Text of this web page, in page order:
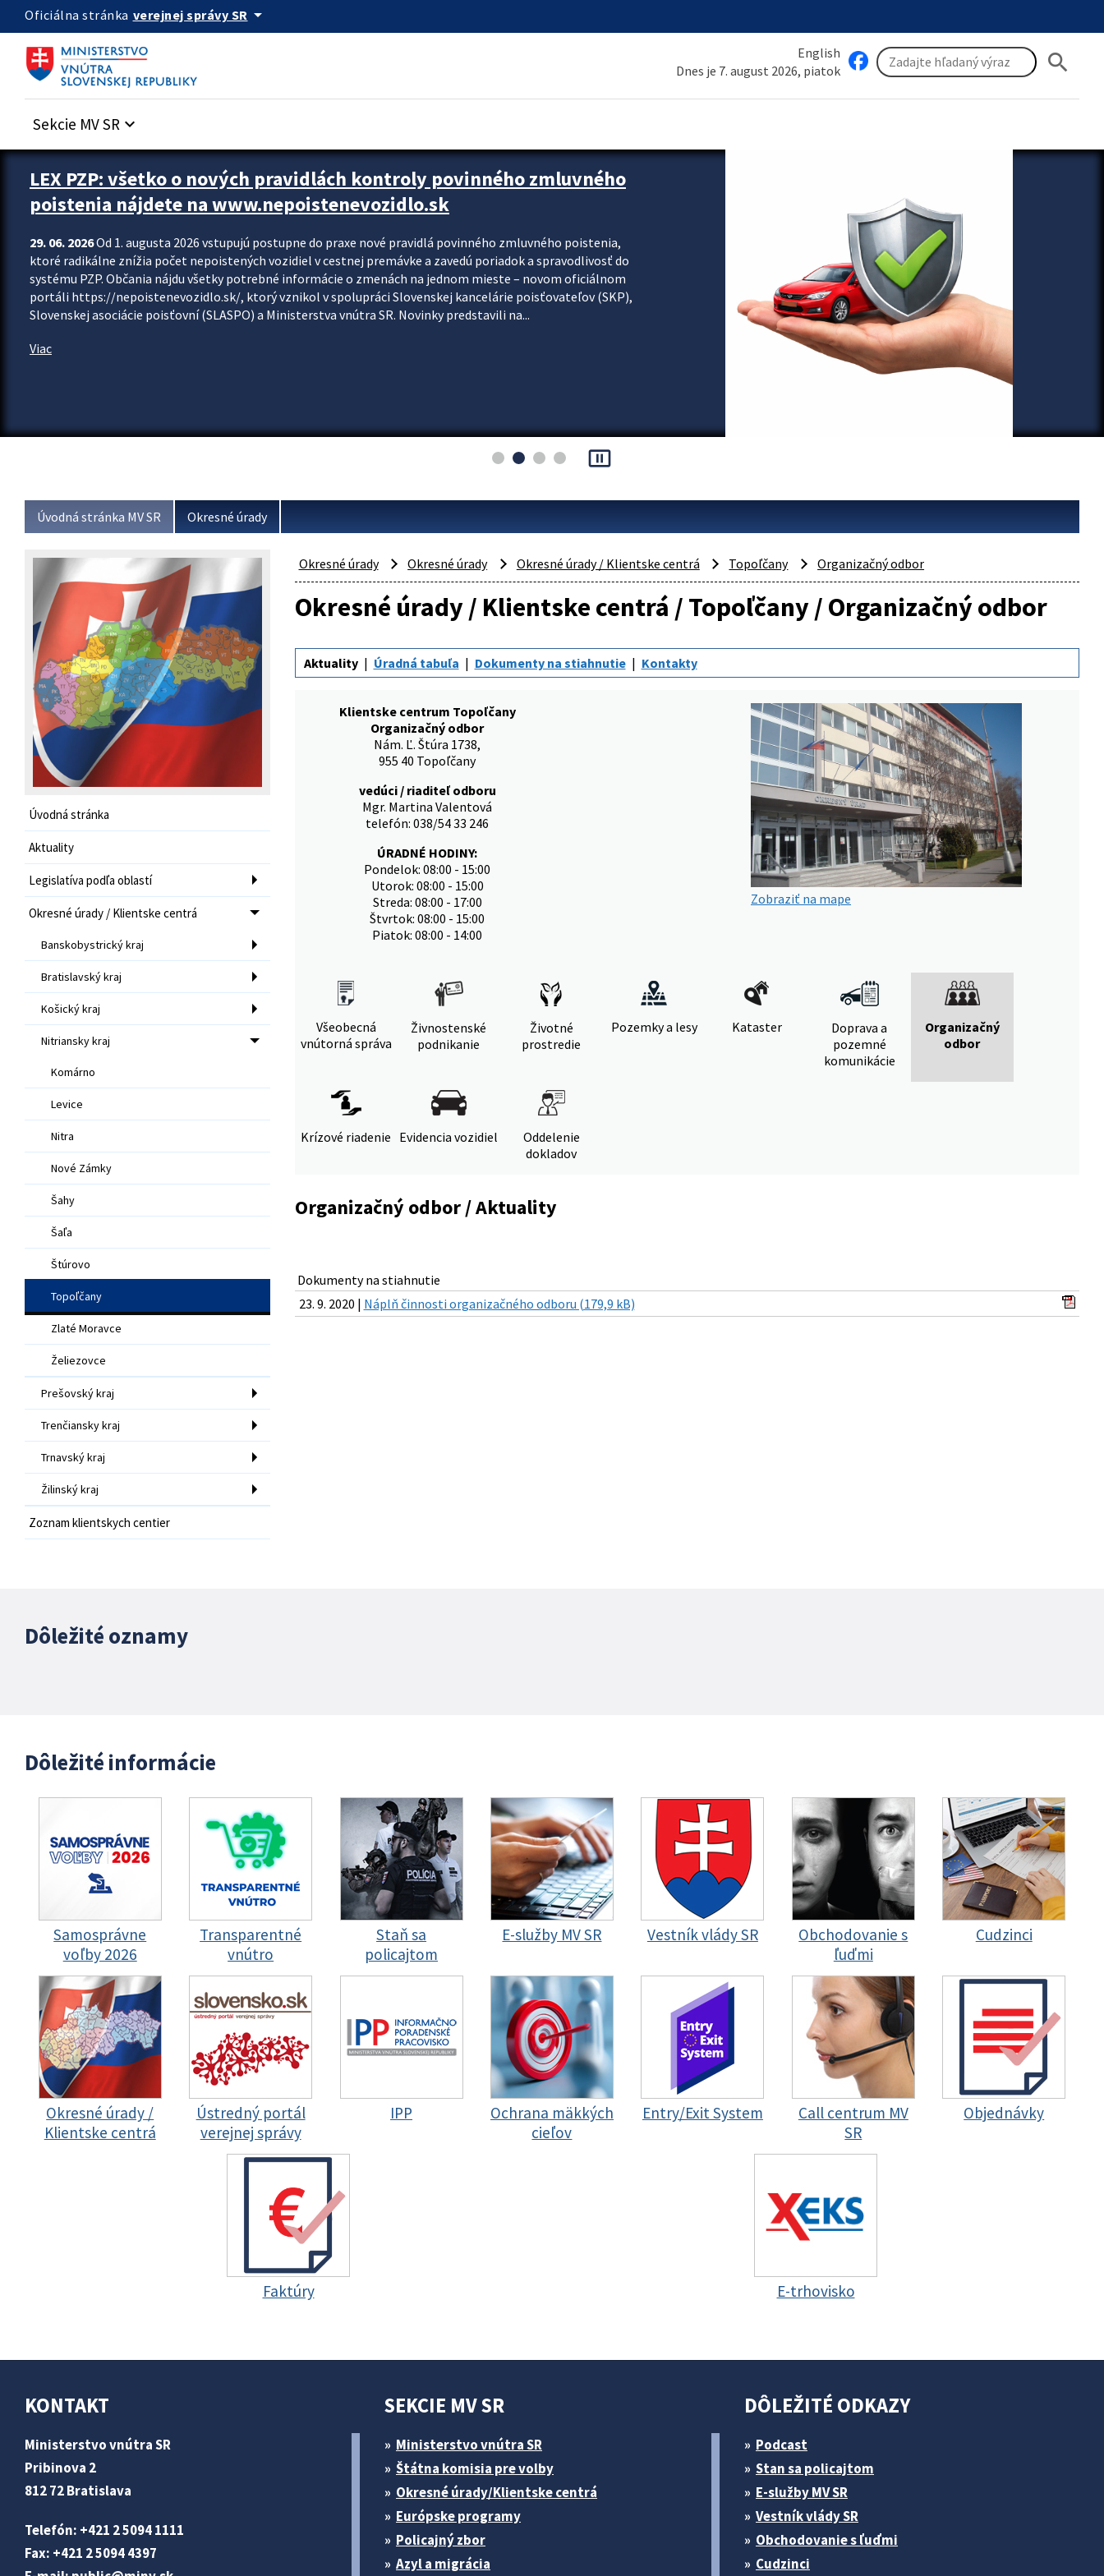
Preskocit na hlavný obsah
Oficiálna stránka verejnej správy SR arrow_drop_down
English
Dnes je 7. august 2026, piatok
search
Sekcie MV SR keyboard_arrow_down
Zastavit automatický posun upútavok
LEX PZP: všetko o nových pravidlách kontroly povinného zmluvného
poistenia nájdete na www.nepoistenevozidlo.sk
29. 06. 2026Od 1. augusta 2026 vstupujú postupne do praxe nové pravidlá povinného zmluvného poistenia,
ktoré radikálne znížia počet nepoistených vozidiel v cestnej premávke a zavedú poriadok a spravodlivosť do
systému PZP. Občania nájdu všetky potrebné informácie o zmenách na jednom mieste – novom oficiálnom
portáli https://nepoistenevozidlo.sk/, ktorý vznikol v spolupráci Slovenskej kancelárie poisťovateľov (SKP),
Slovenskej asociácie poisťovní (SLASPO) a Ministerstva vnútra SR. Novinky predstavili na...
Viac
pause_presentation
Úvodná stránka MV SR Okresné úrady
Úvodná stránka
Aktuality
Legislatíva podľa oblastí
Okresné úrady / Klientske centrá
Banskobystrický kraj
Bratislavský kraj
Košický kraj
Nitriansky kraj
Komárno
Levice
Nitra
Nové Zámky
Šahy
Šaľa
Štúrovo
Topoľčany
Zlaté Moravce
Želiezovce
Prešovský kraj
Trenčiansky kraj
Trnavský kraj
Žilinský kraj
Zoznam klientskych centier
Okresné úrady Okresné úrady Okresné úrady / Klientske centrá Topoľčany Organizačný odbor
Okresné úrady / Klientske centrá / Topoľčany / Organizačný odbor
Aktuality Úradná tabuľa Dokumenty na stiahnutie Kontakty
Klientske centrum Topoľčany
Organizačný odbor
Nám. Ľ. Štúra 1738,
955 40 Topoľčany
vedúci / riaditeľ odboru
Mgr. Martina Valentová
telefón: 038/54 33 246
ÚRADNÉ HODINY:
Pondelok: 08:00 - 15:00
Utorok: 08:00 - 15:00
Streda: 08:00 - 17:00
Štvrtok: 08:00 - 15:00
Piatok: 08:00 - 14:00
Zobraziť na mape
Všeobecná
vnútorná správa
Živnostenské
podnikanie
Životné
prostredie
Pozemky a lesy Kataster
Doprava a
pozemné
komunikácie
Organizačný
odbor
Krízové riadenie Evidencia vozidiel
Oddelenie
dokladov
Organizačný odbor / Aktuality
Dokumenty na stiahnutie
23. 9. 2020 | Náplň činnosti organizačného odboru (179,9 kB)
Dôležité oznamy
Dôležité informácie
Samosprávne
voľby 2026
Transparentné
vnútro
Staň sa
policajtom
E-služby MV SR Vestník vlády SR
Obchodovanie s
ľuďmi
Cudzinci
Okresné úrady /
Klientske centrá
Ústredný portál
verejnej správy
IPP
Ochrana mäkkých
cieľov
Entry/Exit System
Call centrum MV
SR
Objednávky
Faktúry E-trhovisko
KONTAKT
Ministerstvo vnútra SR
Pribinova 2
812 72 Bratislava
Telefón: +421 2 5094 1111
Fax: +421 2 5094 4397
SEKCIE MV SR
Ministerstvo vnútra SR
Štátna komisia pre volby
Okresné úrady/Klientske centrá
Európske programy
Policajný zbor
Azyl a migrácia
DÔLEŽITÉ ODKAZY
Podcast
Stan sa policajtom
E-služby MV SR
Vestník vlády SR
Obchodovanie s ľuďmi
Cudzinci